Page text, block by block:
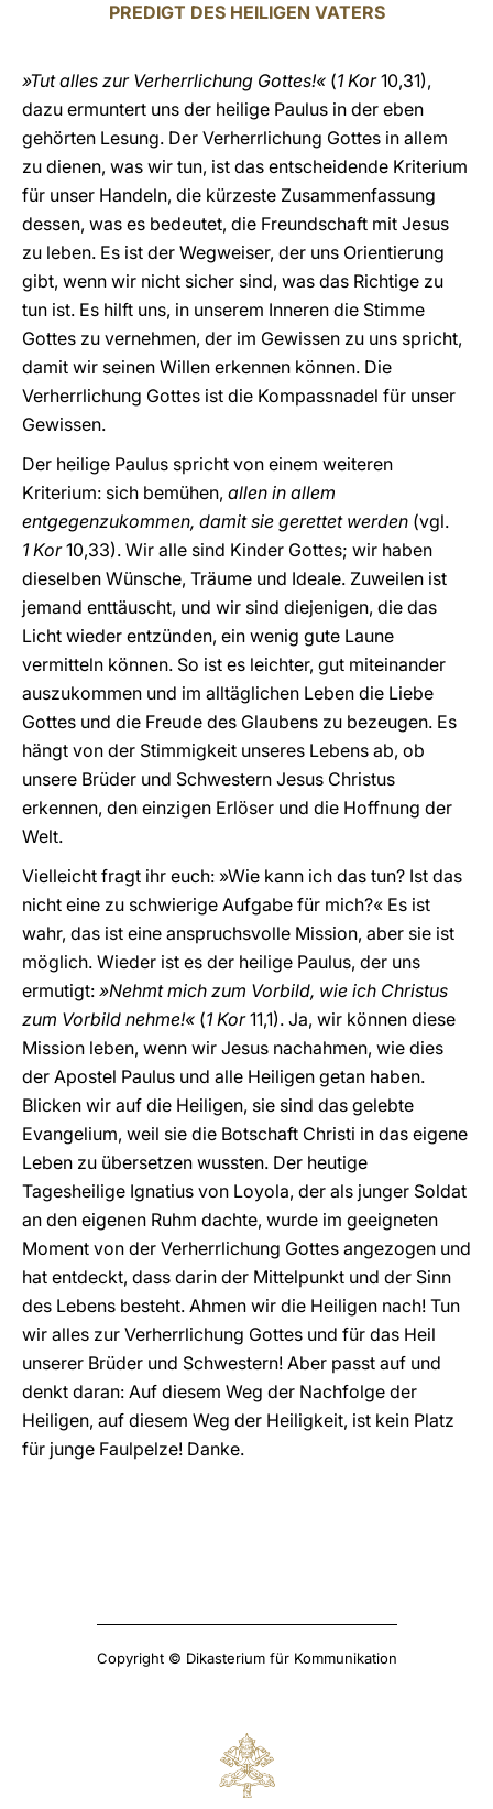
PREDIGT DES HEILIGEN VATERS
»Tut alles zur Verherrlichung Gottes!« (1 Kor10,31),
dazu ermuntert uns der heilige Paulus in der eben
gehörten Lesung. Der Verherrlichung Gottes in allem
zu dienen, was wir tun, ist das entscheidende Kriterium
für unser Handeln, die kürzeste Zusammenfassung
dessen, was es bedeutet, die Freundschaft mit Jesus
zu leben. Es ist der Wegweiser, der uns Orientierung
gibt, wenn wir nicht sicher sind, was das Richtige zu
tun ist. Es hilft uns, in unserem Inneren die Stimme
Gottes zu vernehmen, der im Gewissen zu uns spricht,
damit wir seinen Willen erkennen können. Die
Verherrlichung Gottes ist die Kompassnadel für unser
Gewissen.
Der heilige Paulus spricht von einem weiteren
Kriterium: sich bemühen, allen in allem
entgegenzukommen, damit sie gerettet werden (vgl.
1 Kor10,33). Wir alle sind Kinder Gottes; wir haben
dieselben Wünsche, Träume und Ideale. Zuweilen ist
jemand enttäuscht, und wir sind diejenigen, die das
Licht wieder entzünden, ein wenig gute Laune
vermitteln können. So ist es leichter, gut miteinander
auszukommen und im alltäglichen Leben die Liebe
Gottes und die Freude des Glaubens zu bezeugen. Es
hängt von der Stimmigkeit unseres Lebens ab, ob
unsere Brüder und Schwestern Jesus Christus
erkennen, den einzigen Erlöser und die Hoffnung der
Welt.
Vielleicht fragt ihr euch: »Wie kann ich das tun? Ist das
nicht eine zu schwierige Aufgabe für mich?« Es ist
wahr, das ist eine anspruchsvolle Mission, aber sie ist
möglich. Wieder ist es der heilige Paulus, der uns
ermutigt: »Nehmt mich zum Vorbild, wie ich Christus
zum Vorbild nehme!« (1 Kor11,1). Ja, wir können diese
Mission leben, wenn wir Jesus nachahmen, wie dies
der Apostel Paulus und alle Heiligen getan haben.
Blicken wir auf die Heiligen, sie sind das gelebte
Evangelium, weil sie die Botschaft Christi in das eigene
Leben zu übersetzen wussten. Der heutige
Tagesheilige Ignatius von Loyola, der als junger Soldat
an den eigenen Ruhm dachte, wurde im geeigneten
Moment von der Verherrlichung Gottes angezogen und
hat entdeckt, dass darin der Mittelpunkt und der Sinn
des Lebens besteht. Ahmen wir die Heiligen nach! Tun
wir alles zur Verherrlichung Gottes und für das Heil
unserer Brüder und Schwestern! Aber passt auf und
denkt daran: Auf diesem Weg der Nachfolge der
Heiligen, auf diesem Weg der Heiligkeit, ist kein Platz
für junge Faulpelze! Danke.
Copyright © Dikasterium für Kommunikation